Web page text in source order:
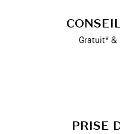
Gratuit* &
PRISE